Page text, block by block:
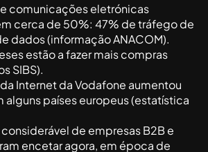
comunicações eletrónicas
cerca de 50%: 47% de tráfego de
dados (informação ANACOM).
estão a fazer mais compras
SIBS).
Internet da Vodafone aumentou
alguns países europeus (estatística
de empresas B2B e
encetar agora, em época de